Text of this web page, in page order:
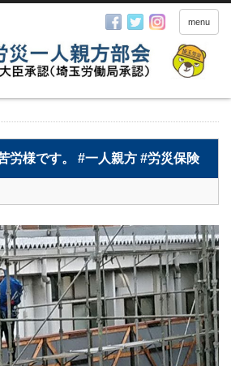
menu
労様です。 #一人親方 #労災保険